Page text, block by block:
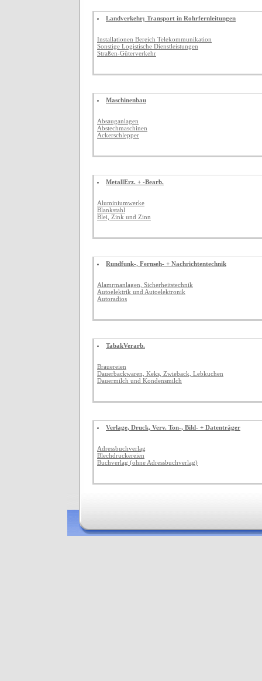
Landverkehr; Transport in Rohrfernleitungen
Installationen Bereich Telekommunikation
Sonstige Logistische Dienstleistungen
Straßen-Güterverkehr
Maschinenbau
Absauganlagen
Abstechmaschinen
Ackerschlepper
MetallErz. + -Bearb.
Aluminiumwerke
Blankstahl
Blei, Zink und Zinn
Rundfunk-, Fernseh- + Nachrichtentechnik
Alamrmanlagen, Sicherheitstechnik
Autoelektrik und Autoelektronik
Autoradios
TabakVerarb.
Brauereien
Dauerbackwaren, Keks, Zwieback, Lebkuchen
Dauermilch und Kondensmilch
Verlage, Druck, Verv. Ton-, Bild- + Datenträger
Adressbuchverlag
Blechdruckereien
Buchverlag (ohne Adressbuchverlag)